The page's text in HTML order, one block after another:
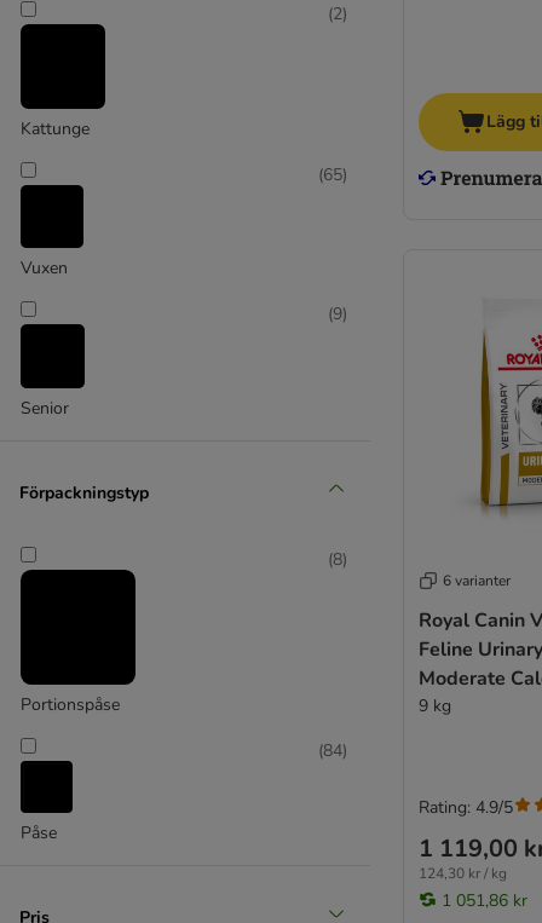
IAMS
Josera
Kattovit specialdiet
Lucky Lou
MAC´s
Markus-Mühle Beutenah
mera Cats
Nature's Variety
Nutrivet Inne
Porta 21
PURINA Cat Chow
PURINA PRO PLAN Veterinary Diets
Purizon
Kattunge
(2)
Vuxen
(65)
Senior
(9)
Förpackningstyp
Portionspåse
(8)
Påse
(84)
Pris
Lägg
6 varianter
Royal Canin
Feline
Moderate
9 kg
1 119,00
124,30 kr / kg
1 051,86 kr
Rating: 4.9/5